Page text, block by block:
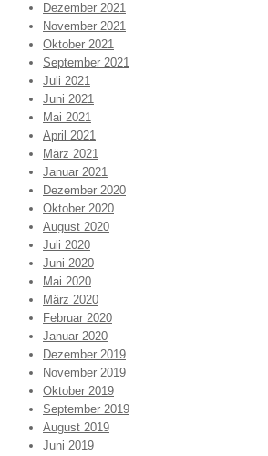
Dezember 2021
November 2021
Oktober 2021
September 2021
Juli 2021
Juni 2021
Mai 2021
April 2021
März 2021
Januar 2021
Dezember 2020
Oktober 2020
August 2020
Juli 2020
Juni 2020
Mai 2020
März 2020
Februar 2020
Januar 2020
Dezember 2019
November 2019
Oktober 2019
September 2019
August 2019
Juni 2019